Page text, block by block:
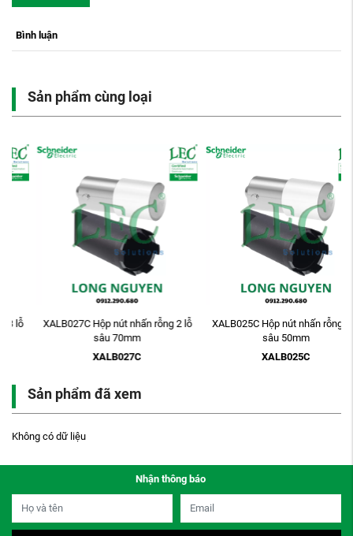
Bình luận
Sản phẩm cùng loại
XALB027C Hộp nút nhấn rỗng 2 lỗ
sâu 70mm
XALB027C
XALB025C Hộp nút nhấn rỗng 2 lỗ
sâu 50mm
XALB025C
Sản phẩm đã xem
Không có dữ liệu
Nhận thông báo